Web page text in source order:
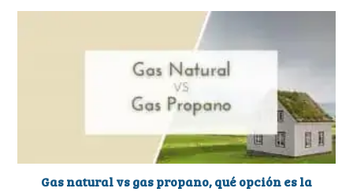
Gas natural vs gas propano, qué opción es la